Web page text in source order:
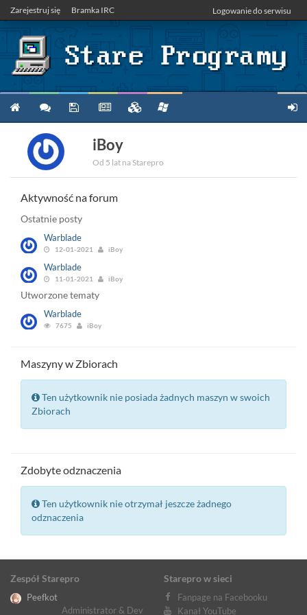
Zarejestruj się Bramka IRC Logowanie do serwisu
iBoy
Od 5 lat na Starepro
Aktywność na forum
Ostatnie posty
Warblade
12-01-2021 iBoy
Warblade
11-01-2021 iBoy
Utworzone tematy
Warblade
7675 iBoy
Maszyny w Zbiorach
Ten użytkownik nie posiada żadnych maszyn w swoich
Zbiorach
Zdobyte odznaczenia
Ten użytkownik nie otrzymał jeszcze żadnego
odznaczenia
Zespół Starepro
Peefkot
Administrator & Dev
Starepro w sieci
Fanpage na Facebooku
Kanał YouTube